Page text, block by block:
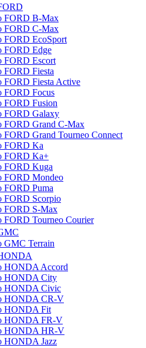
FORD B-Max
FORD C-Max
FORD EcoSport
FORD Edge
FORD Escort
FORD Fiesta
FORD Fiesta Active
FORD Focus
FORD Fusion
FORD Galaxy
FORD Grand C-Max
FORD Grand Tourneo Connect
FORD Ka
FORD Ka+
FORD Kuga
FORD Mondeo
FORD Puma
FORD Scorpio
FORD S-Max
FORD Tourneo Courier
GMC Terrain
HONDA Accord
HONDA City
HONDA Civic
HONDA CR-V
HONDA Fit
HONDA FR-V
HONDA HR-V
HONDA Jazz